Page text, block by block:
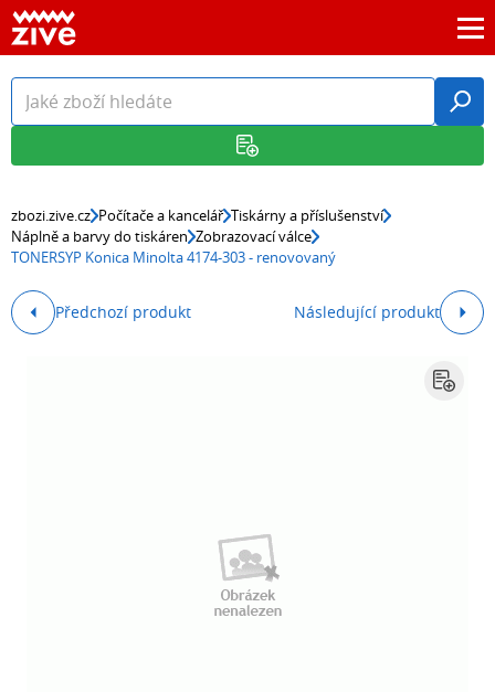
zbozi.zive.cz Počítače a kancelář Tiskárny a příslušenství
Náplně a barvy do tiskáren Zobrazovací válce
TONERSYP Konica Minolta 4174-303 - renovovaný
Předchozí produkt Následující produkt